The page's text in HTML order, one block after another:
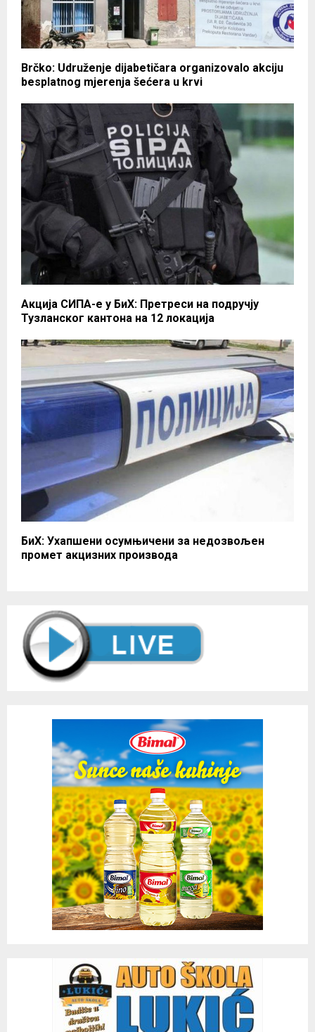
Brčko: Udruženje dijabetičara organizovalo akciju
besplatnog mjerenja šećera u krvi
Акција СИПА-е у БиХ: Претреси на подручју
Тузланског кантона на 12 локација
БиХ: Ухапшени осумњичени за недозвољен
промет акцизних производа